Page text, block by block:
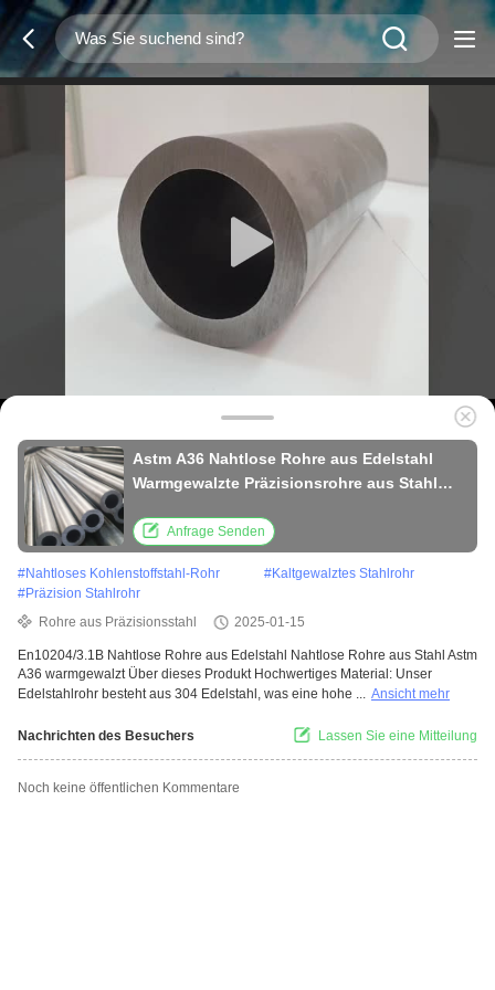
Astm A36 Nahtlose Rohre aus Edelstahl
Warmgewalzte Präzisionsrohre aus Stahl
Anfrage Senden
#Nahtloses Kohlenstoffstahl-Rohr #Kaltgewalztes Stahlrohr
#Präzision Stahlrohr
Rohre aus Präzisionsstahl
2025-01-15
En10204/3.1B Nahtlose Rohre aus Edelstahl Nahtlose Rohre aus Stahl Astm
A36 warmgewalzt Über dieses Produkt Hochwertiges Material: Unser
Edelstahlrohr besteht aus 304 Edelstahl, was eine hohe ... Ansicht mehr
Nachrichten des Besuchers Lassen Sie eine Mitteilung
Noch keine öffentlichen Kommentare